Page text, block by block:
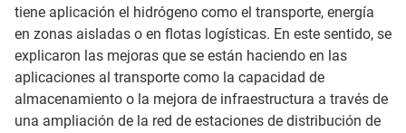
tiene aplicación el hidrógeno como el transporte, energía
en zonas aisladas o en flotas logísticas. En este sentido, se
explicaron las mejoras que se están haciendo en las
aplicaciones al transporte como la capacidad de
almacenamiento o la mejora de infraestructura a través de
una ampliación de la red de estaciones de distribución de